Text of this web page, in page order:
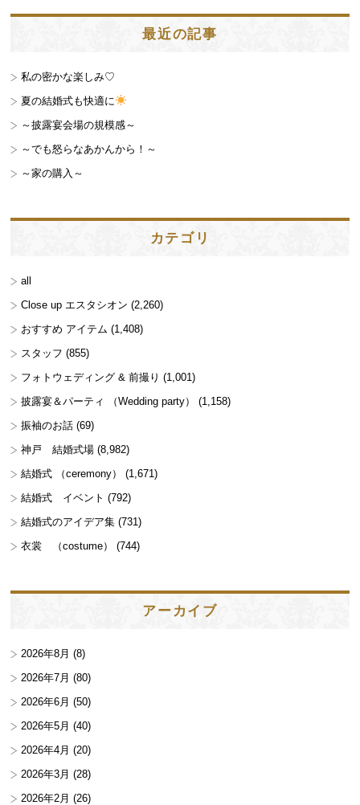
最近の記事
私の密かな楽しみ♡
夏の結婚式も快適に
～披露宴会場の規模感～
～でも怒らなあかんから！～
～家の購入～
カテゴリ
all
Close up エスタシオン (2,260)
おすすめ アイテム (1,408)
スタッフ (855)
フォトウェディング & 前撮り (1,001)
披露宴＆パーティ （Wedding party）
(1,158)
振袖のお話 (69)
神戸 結婚式場 (8,982)
結婚式 （ceremony）
(1,671)
結婚式 イベント (792)
結婚式のアイデア集 (731)
衣裳 （costume）
(744)
アーカイブ
2026年8月 (8)
2026年7月 (80)
2026年6月 (50)
2026年5月 (40)
2026年4月 (20)
2026年3月 (28)
2026年2月 (26)